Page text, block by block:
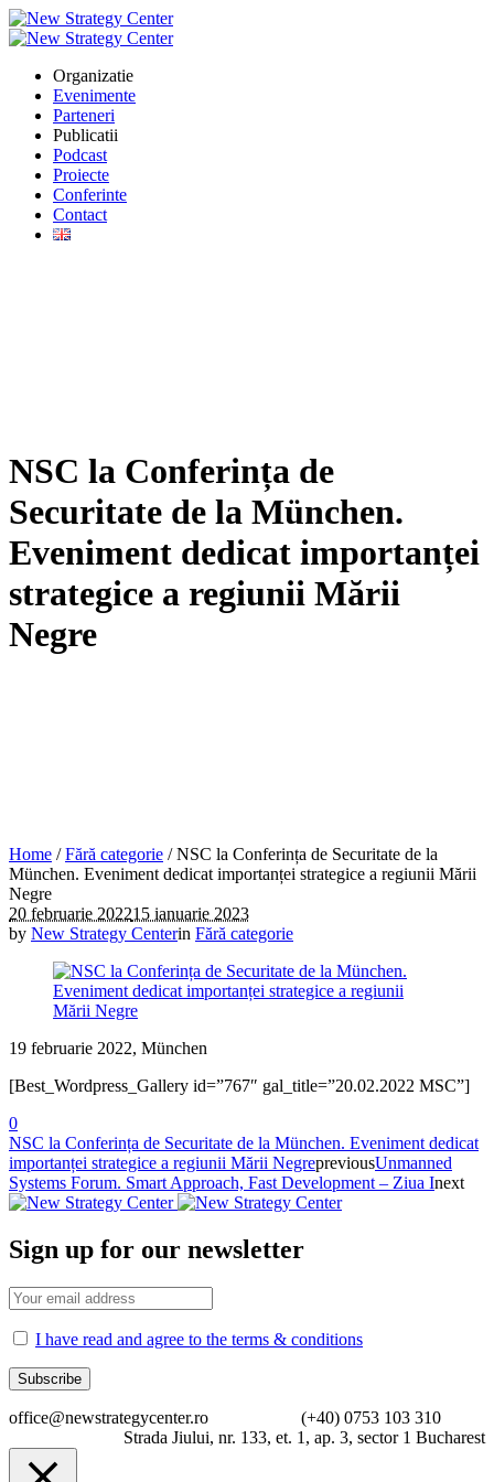
Organizatie
Evenimente
Parteneri
Publicatii
Podcast
Proiecte
Conferinte
Contact
NSC la Conferința de
Securitate de la München.
Eveniment dedicat importanței
strategice a regiunii Mării
Negre
Home /Fără categorie /NSC la Conferința de Securitate de la
München. Eveniment dedicat importanței strategice a regiunii Mării
Negre
20 februarie 202215 ianuarie 2023
by New Strategy Centerin Fără categorie
19 februarie 2022, München
[Best_Wordpress_Gallery id=”767″ gal_title=”20.02.2022 MSC”]
0
NSC la Conferința de Securitate de la München. Eveniment dedicat
importanței strategice a regiunii Mării NegrepreviousUnmanned
Systems Forum. Smart Approach, Fast Development – Ziua Inext
Sign up for our newsletter
I have read and agree to the terms & conditions
office@newstrategycenter.ro (+40) 0753 103 310
Strada Jiului, nr. 133, et. 1, ap. 3, sector 1 Bucharest